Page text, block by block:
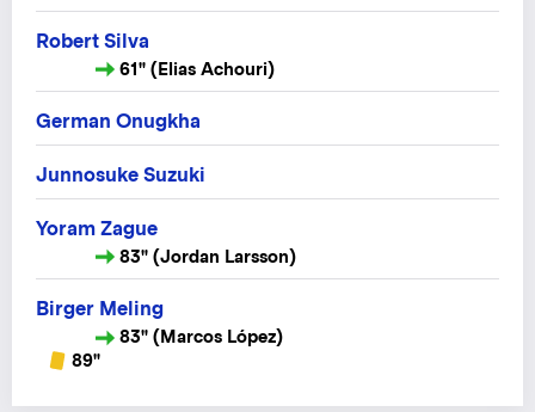
Robert Silva
61" (Elias Achouri)
German Onugkha
Junnosuke Suzuki
Yoram Zague
83" (Jordan Larsson)
Birger Meling
83" (Marcos López)
89"